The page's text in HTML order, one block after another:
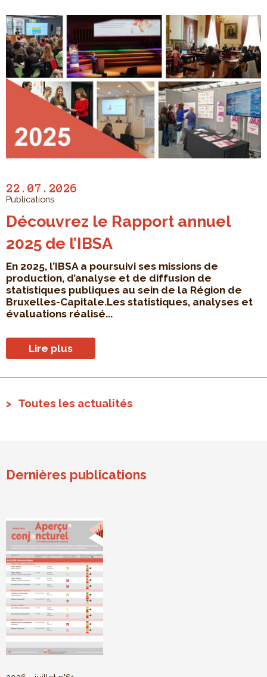
22.07.2026
Publications
Découvrez le Rapport annuel
2025 de l’IBSA
En 2025, l’IBSA a poursuivi ses missions de
production, d’analyse et de diffusion de
statistiques publiques au sein de la Région de
Bruxelles-Capitale.Les statistiques, analyses et
évaluations réalisé...
Lire plus
Toutes les actualités
Dernières publications